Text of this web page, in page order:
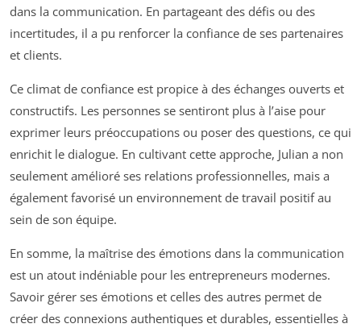
dans la communication. En partageant des défis ou des
incertitudes, il a pu renforcer la confiance de ses partenaires
et clients.
Ce climat de confiance est propice à des échanges ouverts et
constructifs. Les personnes se sentiront plus à l’aise pour
exprimer leurs préoccupations ou poser des questions, ce qui
enrichit le dialogue. En cultivant cette approche, Julian a non
seulement amélioré ses relations professionnelles, mais a
également favorisé un environnement de travail positif au
sein de son équipe.
En somme, la maîtrise des émotions dans la communication
est un atout indéniable pour les entrepreneurs modernes.
Savoir gérer ses émotions et celles des autres permet de
créer des connexions authentiques et durables, essentielles à